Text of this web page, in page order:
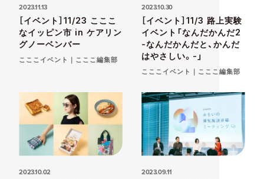
2023.11.13
［イベント］11/23 こここ
なイッピン市 in ケアリン
グノーベンバー
こここイベント｜こここ編集部
2023.10.30
［イベント］11/3 路上実験
イベント「なんだかんだ2
-なんだかんだと、かんだ
はやさしい。-」
こここイベント｜こここ編集部
2023.10.02 2023.09.11